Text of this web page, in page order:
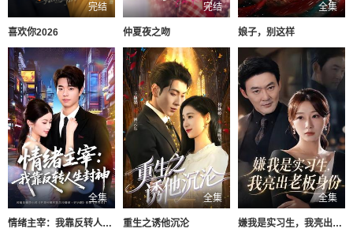
完结
喜欢你2026
完结
仲夏夜之吻
全集
娘子，别这样
全集
情绪主宰：我靠反转人生封神
全集
重生之诱他沉沦
全集
嫌我是实习生，我亮出老板身份